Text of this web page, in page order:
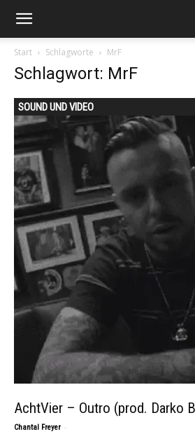
Start Schlagworte MrF
Schlagwort: MrF
SOUND UND VIDEO
AchtVier – Outro (prod. Darko
Chantal Freyer -